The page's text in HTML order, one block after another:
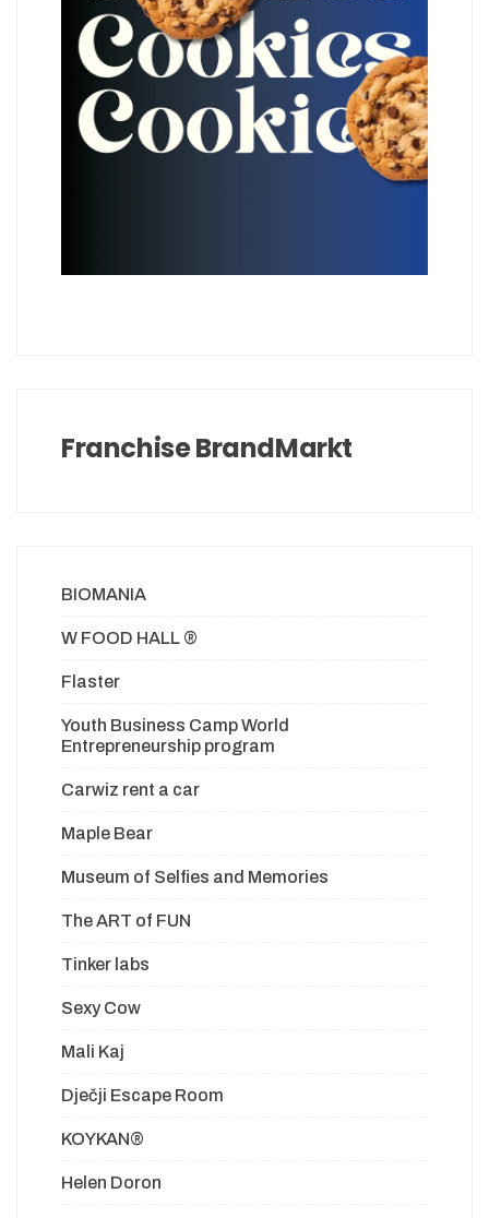
Franchise BrandMarkt
BIOMANIA
W FOOD HALL ®
Flaster
Youth Business Camp World
Entrepreneurship program
Carwiz rent a car
Maple Bear
Museum of Selfies and Memories
The ART of FUN
Tinker labs
Sexy Cow
Mali Kaj
Dječji Escape Room
KOYKAN®
Helen Doron